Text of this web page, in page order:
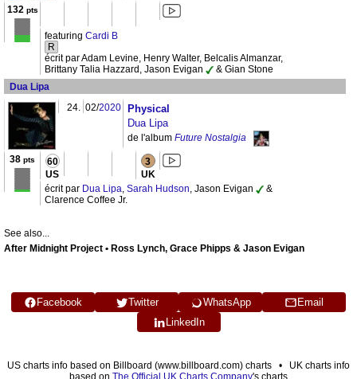
132 pts
featuring Cardi B
R
écrit par Adam Levine, Henry Walter, Belcalis Almanzar,
Brittany Talia Hazzard, Jason Evigan
& Gian Stone
Dua Lipa
24. 02/2020
Physical
Dua Lipa
de l'album Future Nostalgia
38 pts 60
US
3
UK
écrit par Dua Lipa, Sarah Hudson, Jason Evigan
&
Clarence Coffee Jr.
See also...
After Midnight Project • Ross Lynch, Grace Phipps & Jason Evigan
Facebook Twitter WhatsApp
Email
LinkedIn
US charts info based on Billboard (www.billboard.com) charts • UK charts info